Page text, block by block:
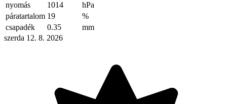
nyomás
1014
hPa
páratartalom 19
%
csapadék
0.35
mm
szerda 12. 8. 2026